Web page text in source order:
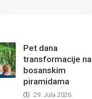
Pet dana
transformacije na
bosanskim
piramidama
29. Jula 2026.